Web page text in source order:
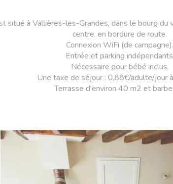
situé à Vallières-les-Grandes, dans le bourg du
centre, en bordure de route.
Connexion WiFi (de campagne).
Entrée et parking
Nécessaire pour bébé inclus.
Une taxe de séjour : 0,88€/adulte/jour
Terrasse d'environ 40 m2 et